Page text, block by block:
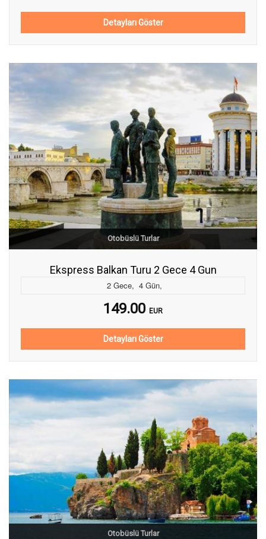
Detayları Göster
Otobüslü Turlar
Ekspress Balkan Turu 2 Gece 4 Gun
2 Gece, 4 Gün,
149.00 EUR
Detayları Göster
Otobüslü Turlar